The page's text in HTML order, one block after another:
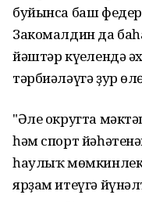
буйынса баш
Закомалдин да
йәштәр күңелендә
тәрбиәләүгә ҙур
"Әле округта
һәм спорт
һаулыҡ
ярҙам итеүгә